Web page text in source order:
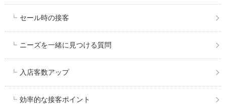
セール時の接客
ニーズを一緒に見つける質問
入店客数アップ
効率的な接客ポイント